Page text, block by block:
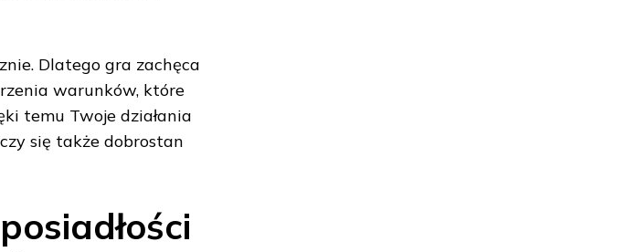
Dlatego gra zachęca
warunków, które
temu Twoje działania
się także dobrostan